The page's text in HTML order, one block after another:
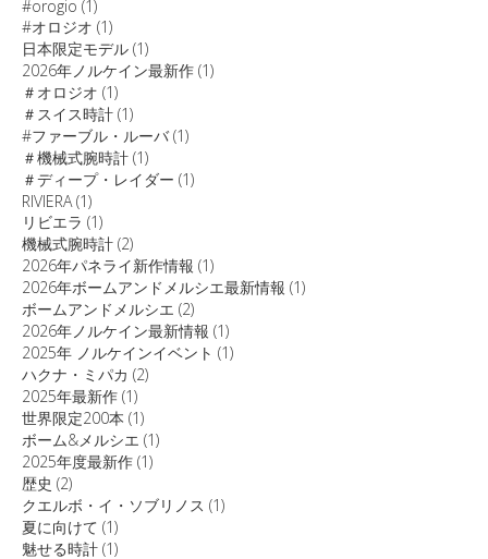
#orogio (1)
#オロジオ (1)
日本限定モデル (1)
2026年ノルケイン最新作 (1)
＃オロジオ (1)
＃スイス時計 (1)
#ファーブル・ルーバ(1)
＃機械式腕時計 (1)
＃ディープ・レイダー (1)
RIVIERA(1)
リビエラ (1)
機械式腕時計 (2)
2026年パネライ新作情報 (1)
2026年ボームアンドメルシエ最新情報 (1)
ボームアンドメルシエ (2)
2026年ノルケイン最新情報 (1)
2025年 ノルケインイベント (1)
ハクナ・ミパカ (2)
2025年最新作 (1)
世界限定200本 (1)
ボーム&メルシエ (1)
2025年度最新作 (1)
歴史 (2)
クエルボ・イ・ソブリノス (1)
夏に向けて (1)
魅せる時計 (1)